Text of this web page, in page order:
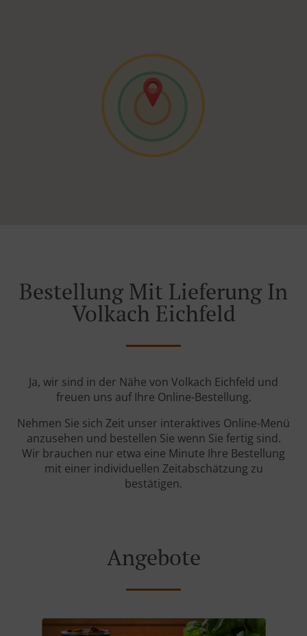
Bestellung Mit Lieferung In
Volkach Eichfeld
Ja, wir sind in der Nähe von Volkach Eichfeld und
freuen uns auf Ihre Online-Bestellung.
Nehmen Sie sich Zeit unser interaktives Online-Menü
anzusehen und bestellen Sie wenn Sie fertig sind.
Wir brauchen nur etwa eine Minute Ihre Bestellung
mit einer individuellen Zeitabschätzung zu
bestätigen.
Angebote